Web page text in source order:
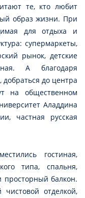
те, кто любит
образ жизни. При
для отдыха и
супермаркеты,
рынок, детские
А благодаря
до центра
на общественном
Аладдина
частная русская
гостиная,
типа, спальня,
просторный балкон.
чистовой отделкой,